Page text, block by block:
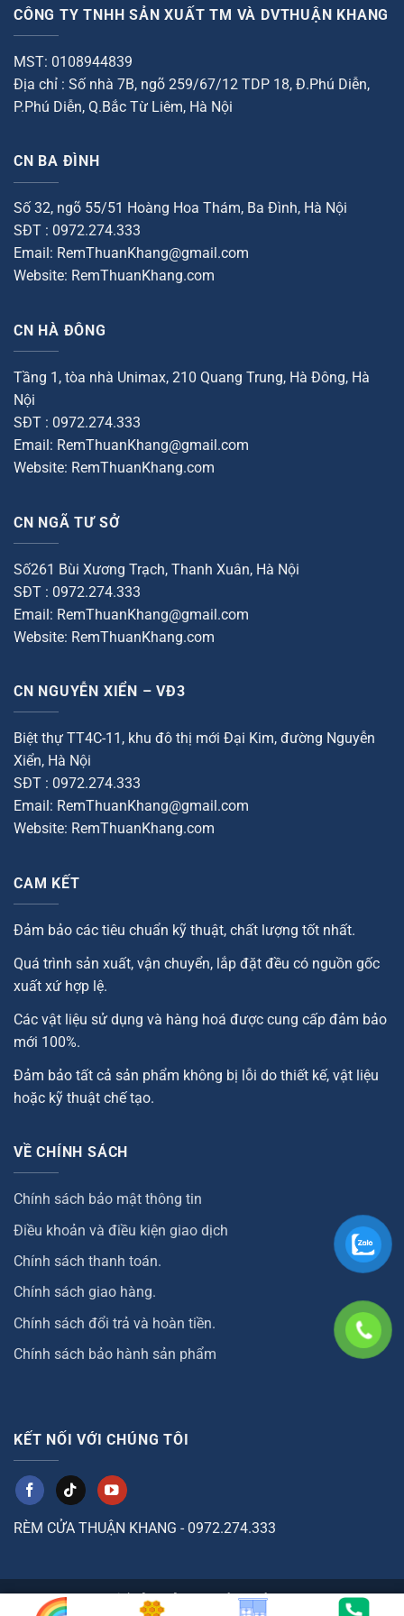
sao
sao
CÔNG TY TNHH SẢN XUẤT TM VÀ DVTHUẬN KHANG
MST: 0108944839
Địa chỉ : Số nhà 7B, ngõ 259/67/12 TDP 18, Đ.Phú Diễn,
P.Phú Diễn, Q.Bắc Từ Liêm, Hà Nội
CN BA ĐÌNH
Số 32, ngõ 55/51 Hoàng Hoa Thám, Ba Đình, Hà Nội
SĐT : 0972.274.333
Email: RemThuanKhang@gmail.com
Website: RemThuanKhang.com
CN HÀ ĐÔNG
Tầng 1, tòa nhà Unimax, 210 Quang Trung, Hà Đông, Hà
Nội
SĐT : 0972.274.333
Email: RemThuanKhang@gmail.com
Website: RemThuanKhang.com
CN NGÃ TƯ SỞ
Số261 Bùi Xương Trạch, Thanh Xuân, Hà Nội
SĐT : 0972.274.333
Email: RemThuanKhang@gmail.com
Website: RemThuanKhang.com
CN NGUYỄN XIỂN – VĐ3
Biệt thự TT4C-11, khu đô thị mới Đại Kim, đường Nguyễn
Xiển, Hà Nội
SĐT : 0972.274.333
Email: RemThuanKhang@gmail.com
Website: RemThuanKhang.com
CAM KẾT
Đảm bảo các tiêu chuẩn kỹ thuật, chất lượng tốt nhất.
Quá trình sản xuất, vận chuyển, lắp đặt đều có nguồn gốc
xuất xứ hợp lệ.
Các vật liệu sử dụng và hàng hoá được cung cấp đảm bảo
mới 100%.
Đảm bảo tất cả sản phẩm không bị lỗi do thiết kế, vật liệu
hoặc kỹ thuật chế tạo.
VỀ CHÍNH SÁCH
Chính sách bảo mật thông tin
Điều khoản và điều kiện giao dịch
Chính sách thanh toán.
Chính sách giao hàng.
Chính sách đổi trả và hoàn tiền.
Chính sách bảo hành sản phẩm
KẾT NỐI VỚI CHÚNG TÔI
RÈM CỬA THUẬN KHANG - 0972.274.333
Copyright [2004] ©RemThuanKhang.com